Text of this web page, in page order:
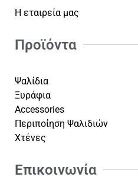
Η εταιρεία μας
Προϊόντα
Ψαλίδια
Ξυράφια
Accessories
Περιποίηση Ψαλιδιών
Χτένες
Επικοινωνία